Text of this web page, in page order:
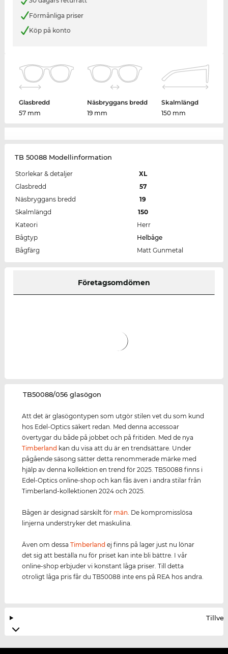
Förmånliga priser
Köp på konto
Glasbredd
57 mm
Näsbryggans bredd
19 mm
Skalmlängd
150 mm
TB 50088 Modellinformation
Storlekar & detaljer
XL
Glasbredd
57
Näsbryggans bredd
19
Skalmlängd
150
Kateori
Herr
Bågtyp
Helbåge
Bågfärg
Matt Gunmetal
Företagsomdömen
‌TB50088/056 glasögon
Att det är glasögontypen som utgör stilen vet du som kund
hos Edel-Optics säkert redan. Med denna accessoar
övertygar du både på jobbet och på fritiden. Med de nya
Timberland kan du visa att du är en trendsättare. Under
pågående säsong sätter detta renommerade märke med
hjälp av denna kollektion en trend för 2025. TB50088 finns i
Edel-Optics online-shop och kan fås även i andra stilar från
Timberland-kollektionen 2024 och 2025.
Bågen är designad särskilt för män . De kompromisslösa
linjerna understryker det maskulina.
Även om dessaTimberland ej finns på lager just nu lönar
det sig att beställa nu för priset kan inte bli bättre. I vår
online-shop erbjuder vi konstant låga priser. Till detta
otroligt låga pris får du TB50088 inte ens på REA hos andra.